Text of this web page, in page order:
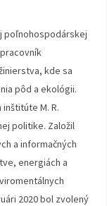
poľnohospodárskej
kde sa
pôd a ekológii.
M. R.
politike. Založil
a informačných
energiách a
2020 bol zvolený